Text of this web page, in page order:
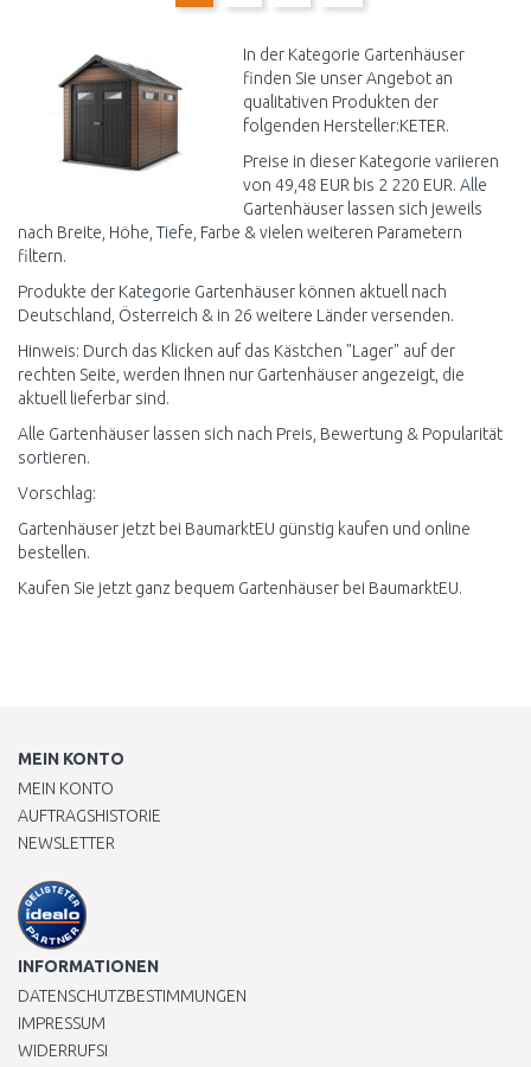
In der Kategorie Gartenhäuser
finden Sie unser Angebot an
qualitativen Produkten der
folgenden Hersteller:KETER.
Preise in dieser Kategorie variieren
von 49,48 EUR bis 2 220 EUR. Alle
Gartenhäuser lassen sich jeweils
nach Breite, Höhe, Tiefe, Farbe & vielen weiteren Parametern
filtern.
Produkte der Kategorie Gartenhäuser können aktuell nach
Deutschland, Österreich & in 26 weitere Länder versenden.
Hinweis: Durch das Klicken auf das Kästchen "Lager" auf der
rechten Seite, werden Ihnen nur Gartenhäuser angezeigt, die
aktuell lieferbar sind.
Alle Gartenhäuser lassen sich nach Preis, Bewertung & Popularität
sortieren.
Vorschlag:
Gartenhäuser jetzt bei BaumarktEU günstig kaufen und online
bestellen.
Kaufen Sie jetzt ganz bequem Gartenhäuser bei BaumarktEU.
MEIN KONTO
MEIN KONTO
AUFTRAGSHISTORIE
NEWSLETTER
INFORMATIONEN
DATENSCHUTZBESTIMMUNGEN
IMPRESSUM
WIDERRUFSRECHT